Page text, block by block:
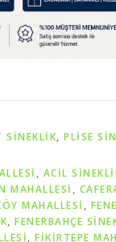
SİNEKLIK, PLISE
, ACIL
MAHALLESİ ,
MAHALLESİ ,
, FENERBAHÇE
, FİKİRTEPE